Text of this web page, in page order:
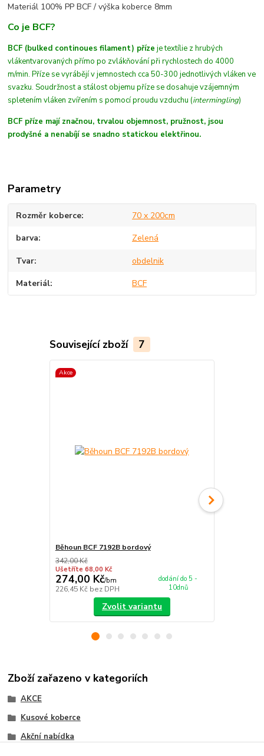
Materiál 100% PP BCF /výška koberce 8mm
Co je BCF?
BCF (bulked continoues filament) příze je textílie z hrubých
vlákentvarovanýchpřímo po zvlákňování při rychlostech do 4000
m/min. Příze se vyrábějí v jemnostech cca 50-300 jednotlivých vláken ve
svazku. Soudržnost a stálost objemu příze se dosahuje vzájemným
spletením vláken zvířením s pomocí proudu vzduchu (intermingling)
BCF příze mají značnou, trvalou objemnost, pružnost, jsou
prodyšné a nenabíjí se snadno statickou elektřinou.
Parametry
Rozměr koberce 70 x 200cm
barva Zelená
Tvar obdelnik
Materiál BCF
Související zboží 7
Akce
Běhoun BCF 7192B bordový
342,00 Kč
Ušetříte 68,00 Kč
274,00 Kč/bm
226,45 Kč bez DPH
dodání do 5 -
10dnů
Zvolit variantu
Zboží zařazeno v kategoriích
AKCE
Kusové koberce
Akční nabídka